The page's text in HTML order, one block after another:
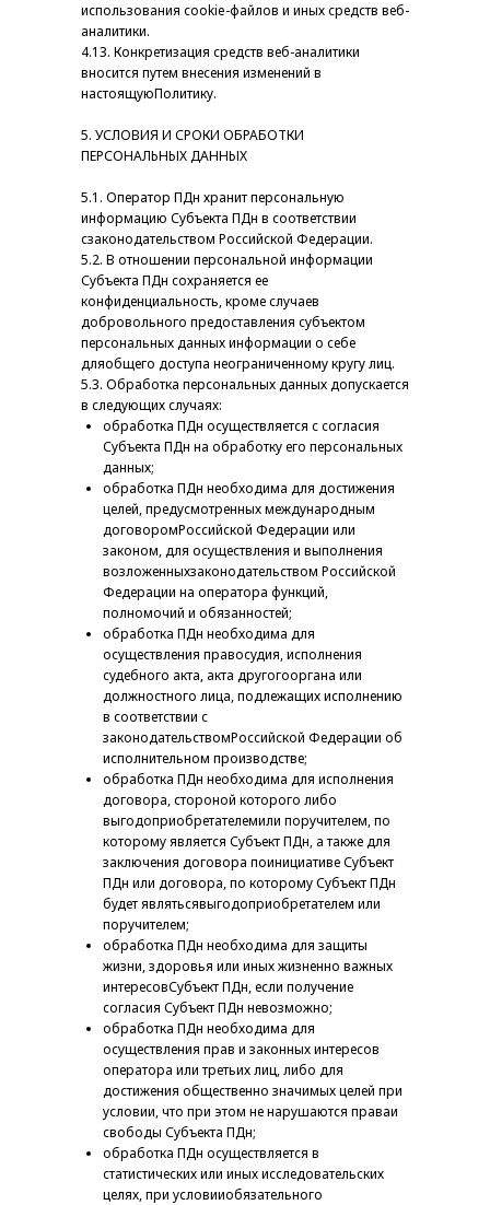
использования сookie-файлов и иных средств веб-
аналитики.
4.13. Конкретизация средств веб-аналитики
вносится путем внесения изменений в
настоящуюПолитику.
5. УСЛОВИЯ И СРОКИ ОБРАБОТКИ
ПЕРСОНАЛЬНЫХ ДАННЫХ
5.1. Оператор ПДн хранит персональную
информацию Субъекта ПДн в соответствии
сзаконодательством Российской Федерации.
5.2. В отношении персональной информации
Субъекта ПДн сохраняется ее
конфиденциальность, кроме случаев
добровольного предоставления субъектом
персональных данных информации о себе
дляобщего доступа неограниченному кругу лиц.
5.3. Обработка персональных данных допускается
в следующих случаях:
обработка ПДн осуществляется с согласия
Субъекта ПДн на обработку его персональных
данных;
обработка ПДн необходима для достижения
целей, предусмотренных международным
договоромРоссийской Федерации или
законом, для осуществления и выполнения
возложенныхзаконодательством Российской
Федерации на оператора функций,
полномочий и обязанностей;
обработка ПДн необходима для
осуществления правосудия, исполнения
судебного акта, акта другогооргана или
должностного лица, подлежащих исполнению
в соответствии с
законодательствомРоссийской Федерации об
исполнительном производстве;
обработка ПДн необходима для исполнения
договора, стороной которого либо
выгодоприобретателемили поручителем, по
которому является Субъект ПДн, а также для
заключения договора поинициативе Субъект
ПДн или договора, по которому Субъект ПДн
будет являтьсявыгодоприобретателем или
поручителем;
обработка ПДн необходима для защиты
жизни, здоровья или иных жизненно важных
интересовСубъект ПДн, если получение
согласия Субъект ПДн невозможно;
обработка ПДн необходима для
осуществления прав и законных интересов
оператора или третьих лиц, либо для
достижения общественно значимых целей при
условии, что при этом не нарушаются праваи
свободы Субъекта ПДн;
обработка ПДн осуществляется в
статистических или иных исследовательских
целях, при условииобязательного